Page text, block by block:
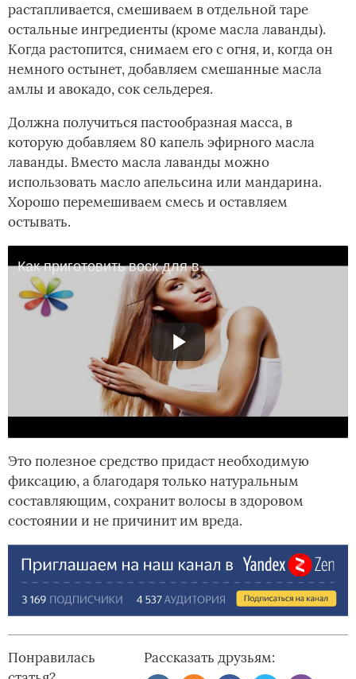
растапливается, смешиваем в отдельной таре
остальные ингредиенты (кроме масла лаванды).
Когда растопится, снимаем его с огня, и, когда он
немного остынет, добавляем смешанные масла
амлы и авокадо, сок сельдерея.
Должна получиться пастообразная масса, в
которую добавляем 80 капель эфирного масла
лаванды. Вместо масла лаванды можно
использовать масло апельсина или мандарина.
Хорошо перемешиваем смесь и оставляем
остывать.
Как приготовить воск для волос своими руками - Все буде добре - Все будет хорошо - Все будет хорошо
Это полезное средство придаст необходимую
фиксацию, а благодаря только натуральным
составляющим, сохранит волосы в здоровом
состоянии и не причинит им вреда.
Понравилась
Рассказать друзьям: